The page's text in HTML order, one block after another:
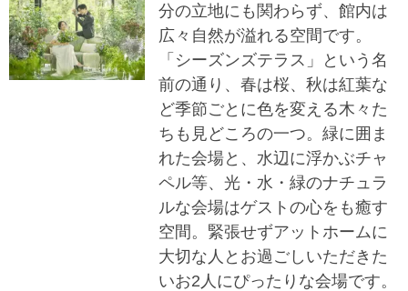
分の立地にも関わらず、館内は
広々自然が溢れる空間です。
「シーズンズテラス」という名
前の通り、春は桜、秋は紅葉な
ど季節ごとに色を変える木々た
ちも見どころの一つ。緑に囲ま
れた会場と、水辺に浮かぶチャ
ペル等、光・水・緑のナチュラ
ルな会場はゲストの心をも癒す
空間。緊張せずアットホームに
大切な人とお過ごしいただきた
いお2人にぴったりな会場です。